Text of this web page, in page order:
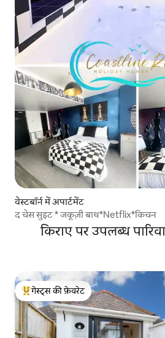
वेस्टबॉर्न में अपार्टमेंट
द चेस सुइट * जकूज़ी बाथ*Netflix*किचन
किराए पर उपलब्ध
गेस्ट्स का टॉप फ़ेवरेट
गेस्ट्स की फ़ेवरेट